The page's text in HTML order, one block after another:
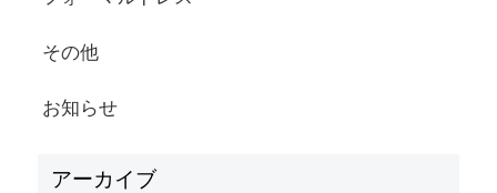
その他
お知らせ
アーカイブ